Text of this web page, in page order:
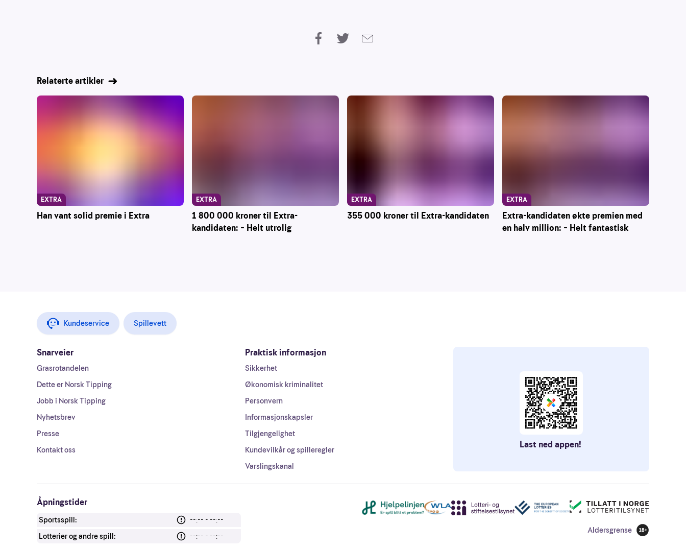
Relaterte artikler
Han vant solid premie i Extra
EXTRA
1 800 000 kroner til Extra-
kandidaten: – Helt utrolig
EXTRA
355 000 kroner til Extra-kandidaten
EXTRA
Extra-kandidaten økte premien med
en halv million: – Helt fantastisk
EXTRA
Kundeservice Spillevett
Snarveier
Grasrotandelen
Dette er Norsk Tipping
Jobb i Norsk Tipping
Nyhetsbrev
Presse
Kontakt oss
Praktisk informasjon
Sikkerhet
Økonomisk kriminalitet
Personvern
Informasjonskapsler
Tilgjengelighet
Kundevilkår og spilleregler
Varslingskanal
Last ned appen!
Åpningstider
Sportsspill:
--:-- - --:--
Lotterier og andre spill:
--:-- - --:--
Aldersgrense
18 år